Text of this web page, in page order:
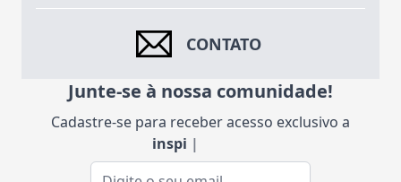
CONTATO
Junte-se à nossa comunidade!
Cadastre-se para receber acesso exclusivo a
inspiraç
Endereço de e-mail